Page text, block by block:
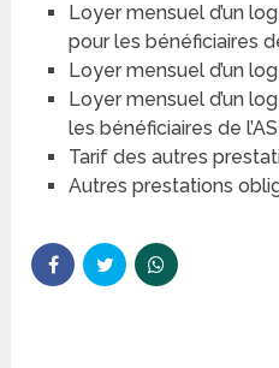
Loyer mensuel d’un
pour les bénéficiaires
Loyer mensuel d’un
Loyer mensuel d’un
les bénéficiaires de
Tarif des autres
Autres prestations